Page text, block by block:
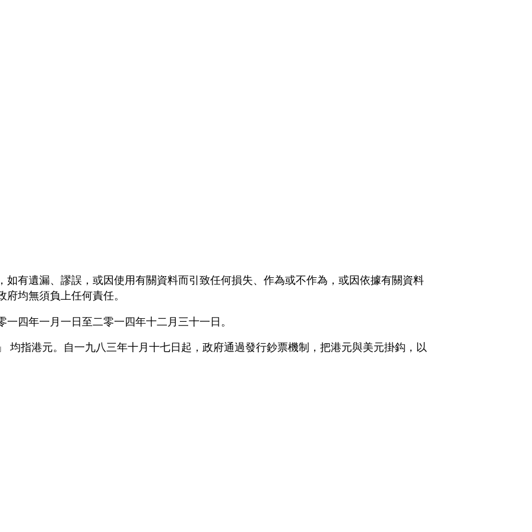
如有遺漏、謬誤，或因使用有關資料而引致任何損失、作為或不作為，或因依據有關資料
均無須負上任何責任。
四年一月一日至二零一四年十二月三十一日。
均指港元。自一九八三年十月十七日起，政府通過發行鈔票機制，把港元與美元掛鈎，以